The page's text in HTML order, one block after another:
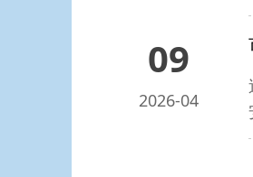
09
2026-04